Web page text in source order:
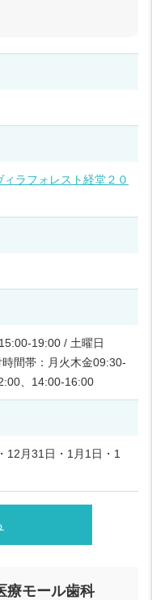
ラフォレスト経堂２０
19:00 / 土曜日
間帯：月火木金09:30-
、14:00-16:00
12月31日・1月1日・1
モール歯科